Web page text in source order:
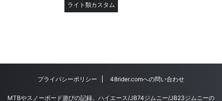
ライト類カスタム
プライバシーポリシー 48rider.comへの問い合わせ
MTBやスノーボード遊びの記録。ハイエース/JB74ジムニー/JB23ジムニーの